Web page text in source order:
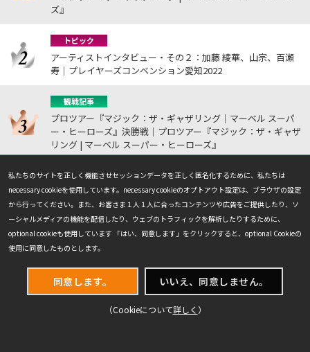
ズ』
トピック
アーティストインタビュー・その２：加藤 綾華、山宗、百瀬
寿｜プレイヤーズコンベンション愛知2022
観戦記事
プロツアー『マジック：ザ・ギャザリング｜マーベル スーパ
ー・ヒーローズ』決勝戦｜プロツアー『マジック：ザ・ギャザ
リング | マーベル スーパー・ヒーローズ』
読み物
Photo Blog: 世界選手権参加プレイヤー紹介 (前編)｜世界選手
権11
トピック
龍、妖精の如く空を舞う｜第27回マジック：ザ・ギャザリング
世界選手権
NEWEST
私たちのサイトを正しく機能させセッションデータを正しく匿名化するために、私たちは
necessary cookieを使用しています。necessary cookieのオプトアウト設定は、ブラウザの設定
から行ってください。また、お客さま１人１人に合ったコンテンツや広告をご提供したり、ソ
ーシャルメディアの機能を配信したり、ウェブのトラフィックを解析したりするために、
optional cookieも使用しています 「はい、同意します」をクリックすると、optional Cookieの
使用に同意したものとします。
同意します。 いいえ、同意しません。
（Cookieについて詳しく ）